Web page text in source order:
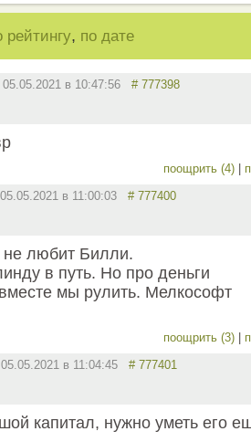
рейтингу, по дате
05.05.2021 в 10:47:56 # 777398
поощрить (4) |
05.05.2021 в 11:00:03 # 777400
любит Билли.
в путь. Но про деньги
мы рулить. Мелкософт
поощрить (3) |
05.05.2021 в 11:04:45 # 777401
капитал, нужно уметь его